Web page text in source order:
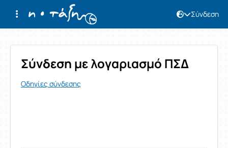
Σύνδεση
Σύνδεση
Σύνδεση με λογαριασμό ΠΣΔ
Οδηγίες σύνδεσης